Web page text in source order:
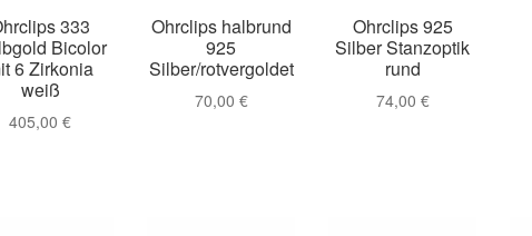
Magisches und Festliches zu Halloween 2022
finden für Ostern 2016
finden für Ostern 2018
333
Bicolor
6 Zirkonia
weiß
405,00€
Ohrclips halbrund
925
Silber/rotvergoldet
70,00 €
Ohrclips 925
Silber Stanzoptik
rund
74,00 €